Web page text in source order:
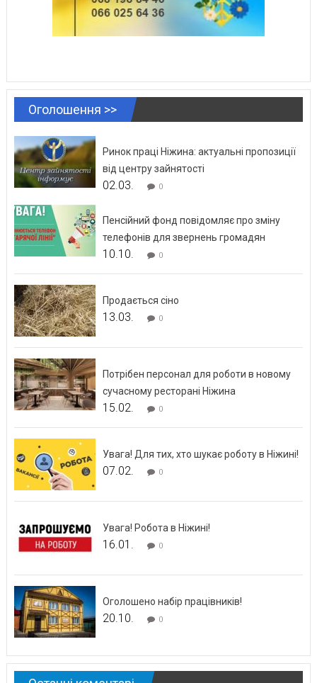
Оголошення >>
Ринок праці Ніжина: актуальні пропозиції
від центру зайнятості
02.03. 0
Пенсійний фонд повідомляє про зміну
телефонів для звернень громадян
10.10. 0
Продається сіно
13.03. 0
Потрібен персонал для роботи в новому
сучасному ресторані Ніжина
15.02. 0
Увага! Для тих, хто шукає роботу в Ніжині!
07.02. 0
Увага! Робота в Ніжині!
16.01. 0
Оголошено набір працівників!
20.10. 0